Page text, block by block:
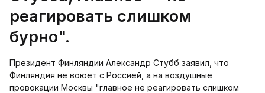
реагировать слишком
бурно".
Президент Финляндии Александр Стубб заявил, что
Финляндия не воюет с Россией, а на воздушные
провокации Москвы "главное не реагировать слишком